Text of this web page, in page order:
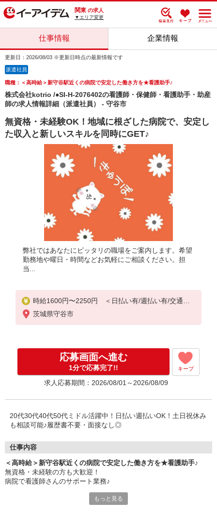
関東 の求人
▼エリア変更
仕事情報 企業情報
更新日：2026/08/03 ※更新日時点の最新情報です
派遣社員
職種：＜高時給＞新守谷駅近くの病院で安定した働き方を★看護助手♪
株式会社kotrio /●SI-H-2076402の看護師・保健師・看護助手・助産
師の求人情報詳細（派遣社員） - 守谷市
無資格・未経験OK！地域に根ざした病院で、安定し
た収入と新しいスキルを同時にGET♪
弊社ではあなたにピッタリの職場をご案内します。希望
勤務地や曜日・時間などお気軽にご相談ください。担
当...
時給1600円〜2250円 ＜日払い有/週払い有/交通費
全支給(ガソリン代含む)＞
茨城県守谷市
応募画面へ進む
1分で応募完了!! キープ
求人応募期間：2026/08/01～2026/08/09
20代30代40代50代ミドル活躍中！日払い週払いOK！土日祝休み
も相談可能♪履歴書不要・面接なし◎
仕事内容
＜高時給＞新守谷駅近くの病院で安定した働き方を★看護助手♪
無資格・未経験の方も大歓迎！
病院で看護師さんのサポート業務♪
もっと見る